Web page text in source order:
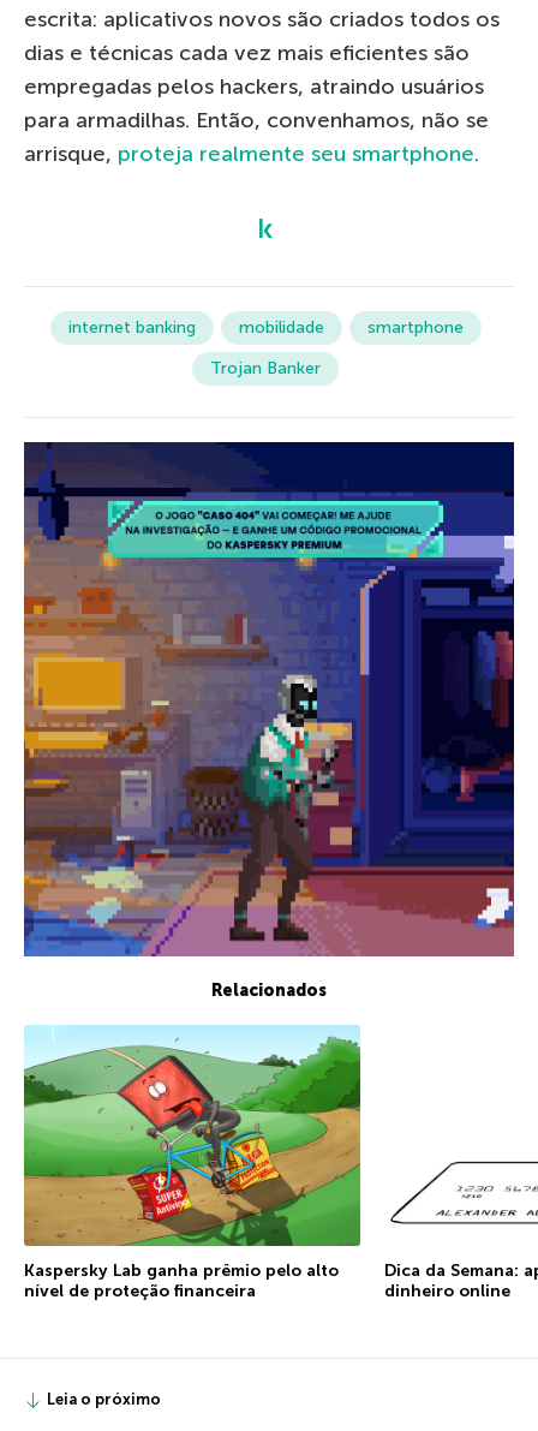
escrita: aplicativos novos são criados todos os
dias e técnicas cada vez mais eficientes são
empregadas pelos hackers, atraindo usuários
para armadilhas. Então, convenhamos, não se
arrisque, proteja realmente seu smartphone.
internet banking mobilidade
smartphone
Trojan Banker
Relacionados
Kaspersky Lab ganha prêmio pelo alto
nível de proteção financeira
Dica da Semana:
dinheiro online
Leia o próximo